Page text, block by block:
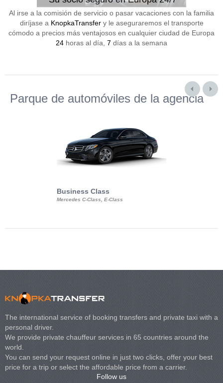
Al irse a la comisión de servicio o pasar vacaciones con la familia
diríjase a KnopkaTransfery le aseguraremos el transporte
cómodo a precios más ventajosos en cualquier ciudad de Europa
24 horas al día, 7 días a la semana
Parque de automóviles de la agencia
Business Class
Mercedes C-Class, E-Class
The international service of booking transfers and private taxi with a
personal driver.
We provide private chauffeur services in 65 countries around the
world.
You can send your request online in just two clicks, offer your best
price for a trip or select the affordable price from a carrier.
Follow us